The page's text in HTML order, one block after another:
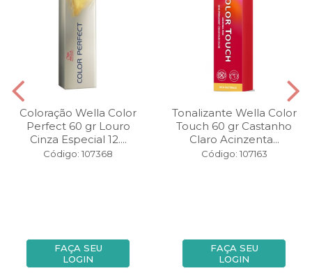
Coloração Wella Color
Perfect 60 gr Louro
Cinza Especial 12....
Código: 107368
FAÇA SEU
LOGIN
Tonalizante Wella Color
Touch 60 gr Castanho
Claro Acinzenta...
Código: 107163
FAÇA SEU
LOGIN